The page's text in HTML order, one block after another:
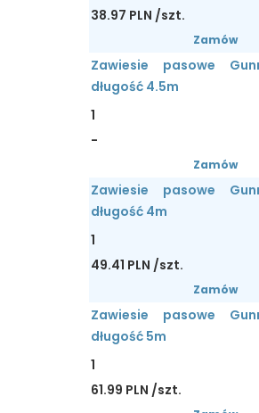
38.97 PLN /szt.
Zamów
Zawiesie pasowe
długość 4.5m
1
-
Zamów
Zawiesie pasowe
długość 4m
1
49.41 PLN /szt.
Zamów
Zawiesie pasowe
długość 5m
1
61.99 PLN /szt.